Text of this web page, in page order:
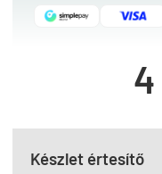
Készlet értesítő